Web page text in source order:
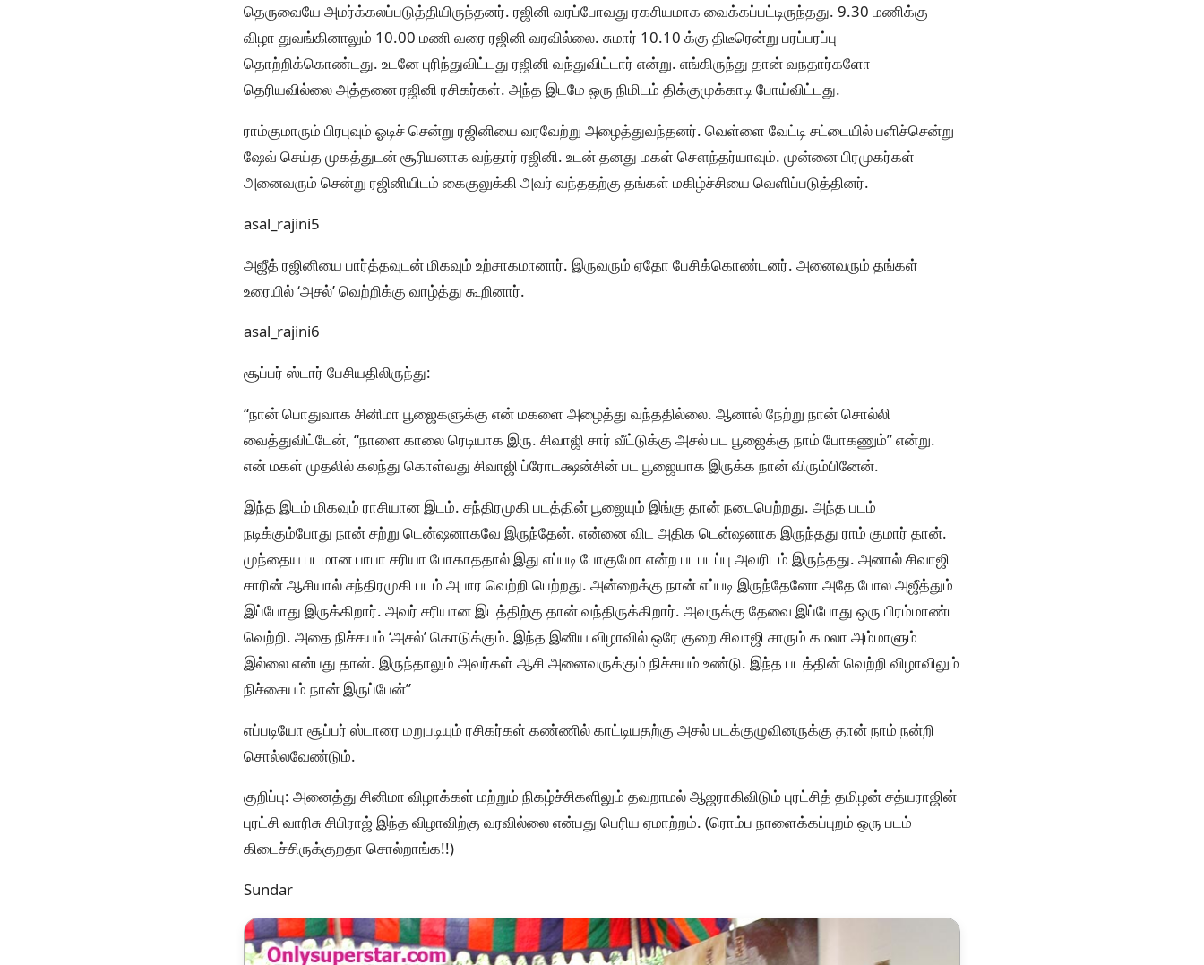
தெருவையே அமர்க்கலப்படுத்தியிருந்தனர். ரஜினி வரப்போவது ரகசியமாக வைக்கப்பட்டிருந்தது. 9.30 மணிக்கு
விழா துவங்கினாலும் 10.00 மணி வரை ரஜினி வரவில்லை. சுமார் 10.10 க்கு திடீரென்று பரப்பரப்பு
தொற்றிக்கொண்டது. உடனே புரிந்துவிட்டது ரஜினி வந்துவிட்டார் என்று. எங்கிருந்து தான் வநதார்களோ
தெரியவில்லை அத்தனை ரஜினி ரசிகர்கள். அந்த இடமே ஒரு நிமிடம் திக்குமுக்காடி போய்விட்டது.
ராம்குமாரும் பிரபுவும் ஓடிச் சென்று ரஜினியை வரவேற்று அழைத்துவந்தனர். வெள்ளை வேட்டி சட்டையில் பளிச்சென்று
ஷேவ் செய்த முகத்துடன் சூரியனாக வந்தார் ரஜினி. உடன் தனது மகள் சௌந்தர்யாவும். முன்னை பிரமுகர்கள்
அனைவரும் சென்று ரஜினியிடம் கைகுலுக்கி அவர் வந்ததற்கு தங்கள் மகிழ்ச்சியை வெளிப்படுத்தினர்.
asal_rajini5
அஜீத் ரஜினியை பார்த்தவுடன் மிகவும் உற்சாகமானார். இருவரும் ஏதோ பேசிக்கொண்டனர். அனைவரும் தங்கள்
உரையில் ‘அசல்’ வெற்றிக்கு வாழ்த்து கூறினார்.
asal_rajini6
சூப்பர் ஸ்டார் பேசியதிலிருந்து:
“நான் பொதுவாக சினிமா பூஜைகளுக்கு என் மகளை அழைத்து வந்ததில்லை. ஆனால் நேற்று நான் சொல்லி
வைத்துவிட்டேன், “நாளை காலை ரெடியாக இரு. சிவாஜி சார் வீட்டுக்கு அசல் பட பூஜைக்கு நாம் போகணும்” என்று.
என் மகள் முதலில் கலந்து கொள்வது சிவாஜி ப்ரோடக்ஷன்சின் பட பூஜையாக இருக்க நான் விரும்பினேன்.
இந்த இடம் மிகவும் ராசியான இடம். சந்திரமுகி படத்தின் பூஜையும் இங்கு தான் நடைபெற்றது. அந்த படம்
நடிக்கும்போது நான் சற்று டென்ஷனாகவே இருந்தேன். என்னை விட அதிக டென்ஷனாக இருந்தது ராம் குமார் தான்.
முந்தைய படமான பாபா சரியா போகாததால் இது எப்படி போகுமோ என்ற படபடப்பு அவரிடம் இருந்தது. அனால் சிவாஜி
சாரின் ஆசியால் சந்திரமுகி படம் அபார வெற்றி பெற்றது. அன்றைக்கு நான் எப்படி இருந்தேனோ அதே போல அஜீத்தும்
இப்போது இருக்கிறார். அவர் சரியான இடத்திற்கு தான் வந்திருக்கிறார். அவருக்கு தேவை இப்போது ஒரு பிரம்மாண்ட
வெற்றி. அதை நிச்சயம் ‘அசல்’ கொடுக்கும். இந்த இனிய விழாவில் ஒரே குறை சிவாஜி சாரும் கமலா அம்மாளும்
இல்லை என்பது தான். இருந்தாலும் அவர்கள் ஆசி அனைவருக்கும் நிச்சயம் உண்டு. இந்த படத்தின் வெற்றி விழாவிலும்
நிச்சையம் நான் இருப்பேன்”
எப்படியோ சூப்பர் ஸ்டாரை மறுபடியும் ரசிகர்கள் கண்ணில் காட்டியதற்கு அசல் படக்குழுவினருக்கு தான் நாம் நன்றி
சொல்லவேண்டும்.
குறிப்பு: அனைத்து சினிமா விழாக்கள் மற்றும் நிகழ்ச்சிகளிலும் தவறாமல் ஆஜராகிவிடும் புரட்சித் தமிழன் சத்யராஜின்
புரட்சி வாரிசு சிபிராஜ் இந்த விழாவிற்கு வரவில்லை என்பது பெரிய ஏமாற்றம். (ரொம்ப நாளைக்கப்புறம் ஒரு படம்
கிடைச்சிருக்குறதா சொல்றாங்க!!)
Sundar